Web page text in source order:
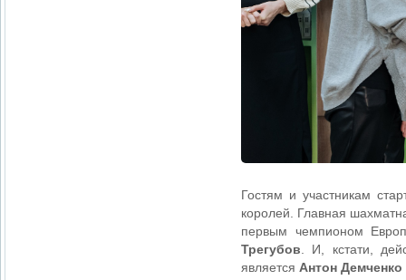
Гостям и участникам
королей. Главная
первым чемпионом
Трегубов . И, кстати,
является Антон Демченко